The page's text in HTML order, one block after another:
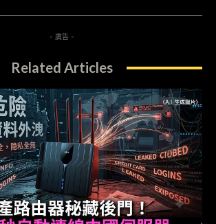
- 廣告 -
Related Articles